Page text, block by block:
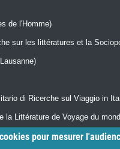
de l'Homme)
sur les littératures et la
di Ricerche sul Viaggio in
la Littérature de Voyage du
pour mesurer